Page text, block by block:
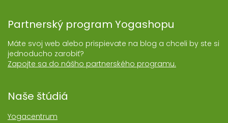
Partnerský program Yogashopu
Máte svoj web alebo prispievate na blog a chceli by ste si
jednoducho zarobiť?
Zapojte sa do nášho partnerského programu.
Naše štúdiá
Yogacentrum